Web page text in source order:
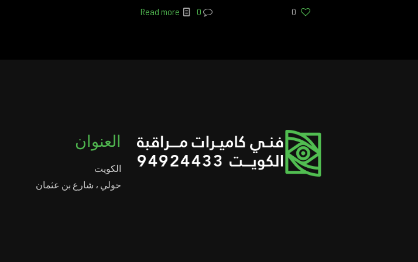
0
0
Read more
العنوان
الكويت
حولي ، شارع بن عثمان